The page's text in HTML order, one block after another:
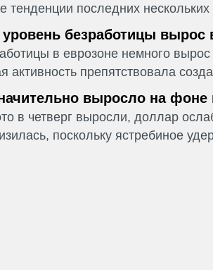
тенденции последних
безработицы вырос
в еврозоне немного
активность препятствовала
выросло на фоне
в четверг выросли, доллар
поскольку ястребиное